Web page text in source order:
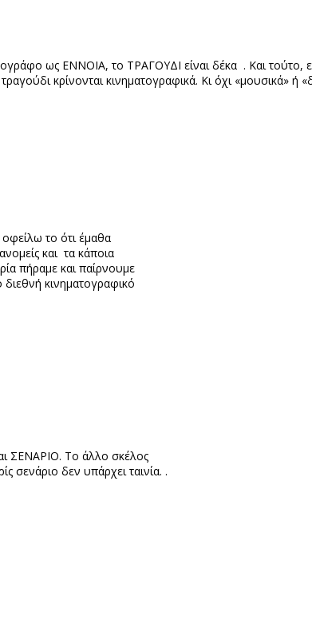
ως ΕΝΝΟΙΑ, το ΤΡΑΓΟΥΔΙ είναι δέκα . Και τούτο,
κρίνονται κινηματογραφικά. Κι όχι «μουσικά» ή
το ότι έμαθα
και τα κάποια
πήραμε και παίρνουμε
κινηματογραφικό
ΣΕΝΑΡΙΟ. Το άλλο σκέλος
σενάριο δεν υπάρχει ταινία. .